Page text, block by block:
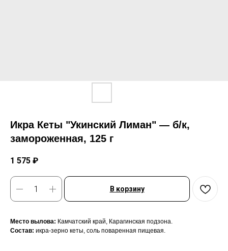
Икра Кеты "Укинский Лиман" — б/к,
замороженная, 125 г
1 575 ₽
В корзину
Место вылова: Камчатский край, Карагинская подзона.
Состав: икра-зерно кеты, соль поваренная пищевая.